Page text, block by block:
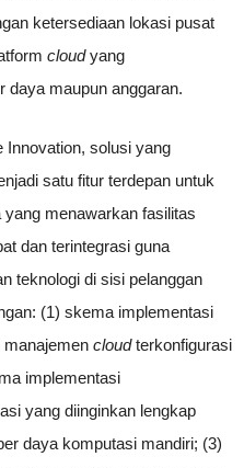
ketersediaan lokasi pusat
cloudyang
daya maupun anggaran.
Innovation, solusi yang
satu fitur terdepan untuk
menawarkan fasilitas
dan terintegrasi guna
teknologi di sisi pelanggan
(1) skema implementasi
manajemen cloudterkonfigurasi
implementasi
yang diinginkan lengkap
daya komputasi mandiri; (3)